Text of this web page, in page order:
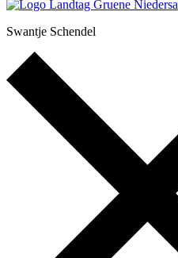
Swantje Schendel